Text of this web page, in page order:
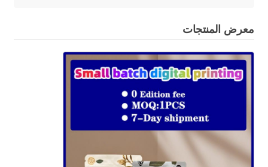
معرض المنتجات